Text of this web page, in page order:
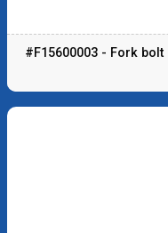
#F15600003 - Fork bolt